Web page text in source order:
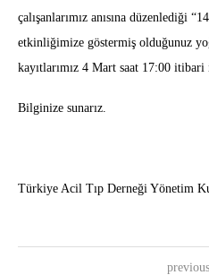
çalışanlarımız anısına düzenlediği
etkinliğimize göstermiş olduğunuz
kayıtlarımız 4 Mart saat 17:00 itibari
Bilginize sunarız.
Türkiye Acil Tıp Derneği Yönetim